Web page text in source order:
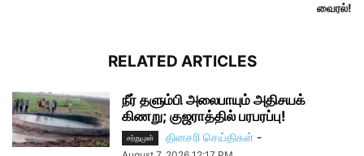
வைரல்!
RELATED ARTICLES
நீர் தளும்பி அலைபாயும் அதிசயக்
கிணறு; குஜராத்தில் பரபரப்பு!
சற்றுமுன் தினசரி செய்திகள் -